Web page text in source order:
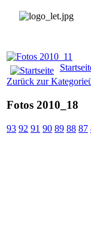
Zurück zur
Fotos 2010_18
93 92 91 90 89 88 87